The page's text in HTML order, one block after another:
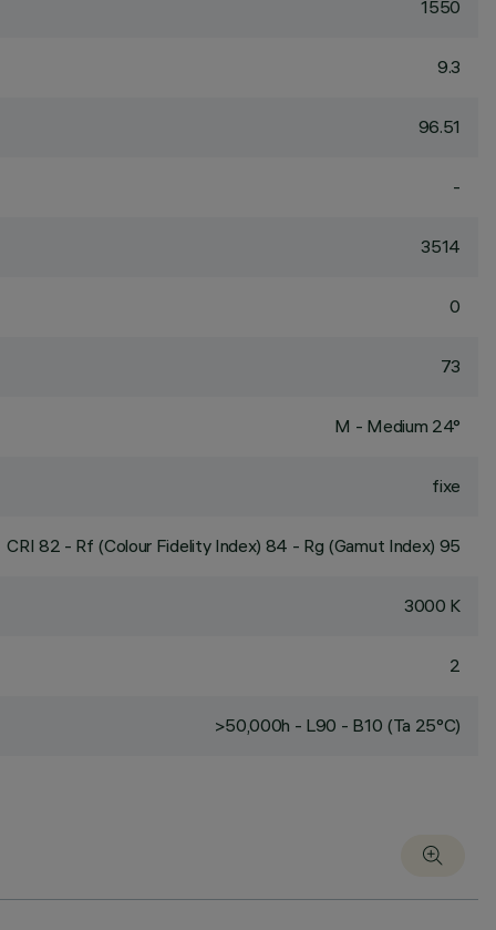
1550
9.3
96.51
-
3514
0
73
M - Medium 24°
fixe
CRI 82 - Rf (Colour Fidelity Index) 84 - Rg (Gamut Index) 95
3000 K
2
>50,000h - L90 - B10 (Ta 25°C)